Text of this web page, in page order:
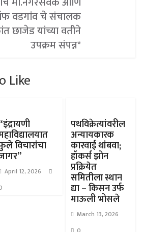
वडगांव चे संचालक
छाजेड यांच्या वतीने
उपक्रम संपन्न*
Like
विचारांचा
April 12, 2026
पथविक्रेत्यांवरील
अन्यायकारक
कारवाई थांबवा;
हॉकर्स झोन
प्रक्रियेत
समितीला स्थान
द्या – किसन उर्फ
माऊली भोसले
March 13, 2026